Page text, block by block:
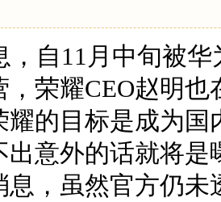
，自11月中旬被
，荣耀CEO赵明
耀的目标是成为
出意外的话就将
息，虽然官方仍